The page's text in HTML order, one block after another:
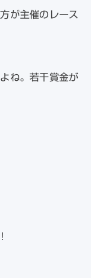
が主催のレース
ね。若干賞金が